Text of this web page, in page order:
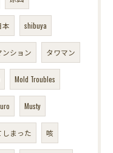
本 shibuya
ンション タワマン
Mold Troubles
Musty
しまった 咳